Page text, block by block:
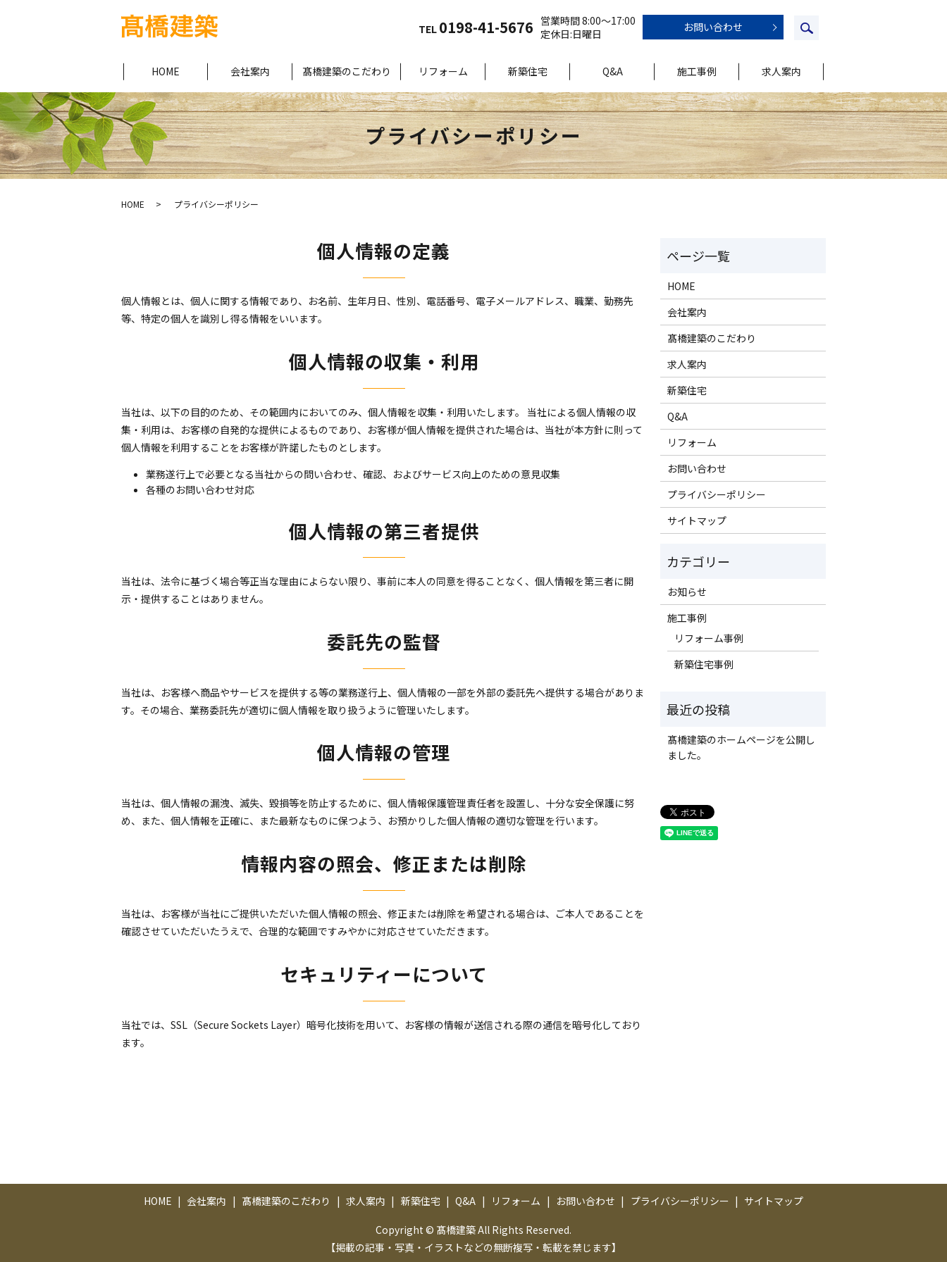
TEL 0198-41-5676 営業時間 8:00～17:00
定休日:日曜日
お問い合わせ
HOME 会社案内 髙橋建築のこだわり リフォーム 新築住宅 Q&A 施工事例 求人案内
プライバシーポリシー
HOME プライバシーポリシー
個人情報の定義
個人情報とは、個人に関する情報であり、お名前、生年月日、性別、電話番号、電子メールアドレス、職業、勤務先
等、特定の個人を識別し得る情報をいいます。
個人情報の収集・利用
当社は、以下の目的のため、その範囲内においてのみ、個人情報を収集・利用いたします。 当社による個人情報の収
集・利用は、お客様の自発的な提供によるものであり、お客様が個人情報を提供された場合は、当社が本方針に則って
個人情報を利用することをお客様が許諾したものとします。
業務遂行上で必要となる当社からの問い合わせ、確認、およびサービス向上のための意見収集
各種のお問い合わせ対応
個人情報の第三者提供
当社は、法令に基づく場合等正当な理由によらない限り、事前に本人の同意を得ることなく、個人情報を第三者に開
示・提供することはありません。
委託先の監督
当社は、お客様へ商品やサービスを提供する等の業務遂行上、個人情報の一部を外部の委託先へ提供する場合がありま
す。その場合、業務委託先が適切に個人情報を取り扱うように管理いたします。
個人情報の管理
当社は、個人情報の漏洩、滅失、毀損等を防止するために、個人情報保護管理責任者を設置し、十分な安全保護に努
め、また、個人情報を正確に、また最新なものに保つよう、お預かりした個人情報の適切な管理を行います。
情報内容の照会、修正または削除
当社は、お客様が当社にご提供いただいた個人情報の照会、修正または削除を希望される場合は、ご本人であることを
確認させていただいたうえで、合理的な範囲ですみやかに対応させていただきます。
セキュリティーについて
当社では、SSL（Secure Sockets Layer）暗号化技術を用いて、お客様の情報が送信される際の通信を暗号化しており
ます。
HOME
会社案内
髙橋建築のこだわり
求人案内
新築住宅
Q&A
リフォーム
お問い合わせ
プライバシーポリシー
サイトマップ
お知らせ
施工事例
リフォーム事例
新築住宅事例
髙橋建築のホームページを公開し
ました。
HOME 会社案内 髙橋建築のこだわり 求人案内 新築住宅 Q&A リフォーム お問い合わせ プライバシーポリシー サイトマップ
Copyright © 髙橋建築 All Rights Reserved.
【掲載の記事・写真・イラストなどの無断複写・転載を禁じます】